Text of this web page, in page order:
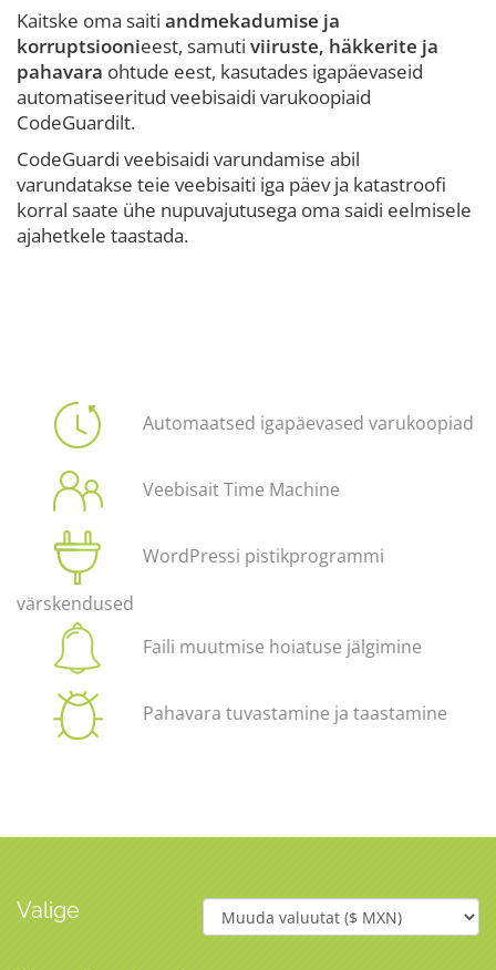
Kaitske oma saiti andmekadumise ja
korruptsioonieest, samuti viiruste, häkkerite ja
pahavara ohtude eest, kasutades igapäevaseid
automatiseeritud veebisaidi varukoopiaid
CodeGuardilt.
CodeGuardi veebisaidi varundamise abil
varundatakse teie veebisaiti iga päev ja katastroofi
korral saate ühe nupuvajutusega oma saidi eelmisele
ajahetkele taastada.
Automaatsed igapäevased varukoopiad
Veebisait Time Machine
WordPressi pistikprogrammi
värskendused
Faili muutmise hoiatuse jälgimine
Pahavara tuvastamine ja taastamine
Valige